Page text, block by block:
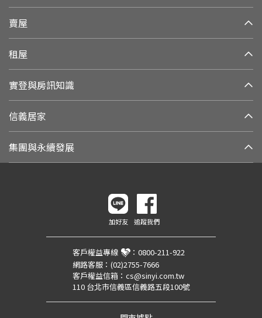
賣屋
租屋
實登與房訊知識
信義居家
集團與永續發展
加好友 追蹤我們
客戶權益專線 ： 0800-211-922
網路客服： (02)2755-7666
客戶權益信箱： cs@sinyi.com.tw
110 台北市信義區信義路五段100號